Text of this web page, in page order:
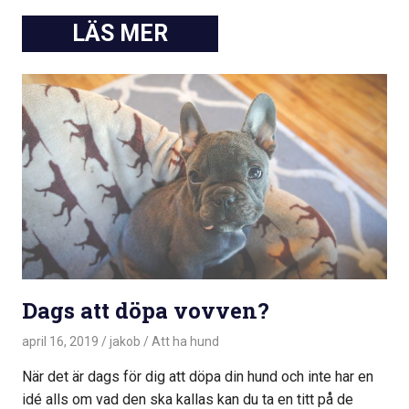
Dags att döpa vovven?
april 16, 2019 jakob Att ha hund
När det är dags för dig att döpa din hund och inte har en
idé alls om vad den ska kallas kan du ta en titt på de